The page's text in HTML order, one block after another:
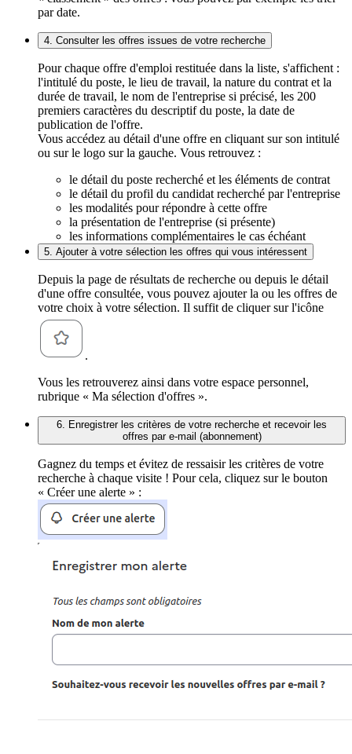
par date.
4. Consulter les offres issues de votre recherche
Pour chaque offre d'emploi restituée dans la liste, s'affichent :
l'intitulé du poste, le lieu de travail, la nature du contrat et la
durée de travail, le nom de l'entreprise si précisé, les 200
premiers caractères du descriptif du poste, la date de
publication de l'offre.
Vous accédez au détail d'une offre en cliquant sur son intitulé
ou sur le logo sur la gauche. Vous retrouvez :
le détail du poste recherché et les éléments de contrat
le détail du profil du candidat recherché par l'entreprise
les modalités pour répondre à cette offre
la présentation de l'entreprise (si présente)
les informations complémentaires le cas échéant
5. Ajouter à votre sélection les offres qui vous intéressent
Depuis la page de résultats de recherche ou depuis le détail
d'une offre consultée, vous pouvez ajouter la ou les offres de
votre choix à votre sélection. Il suffit de cliquer sur l'icône
.
Vous les retrouverez ainsi dans votre espace personnel,
rubrique « Ma sélection d'offres ».
6. Enregistrer les critères de votre recherche et recevoir les
offres par e-mail (abonnement)
Gagnez du temps et évitez de ressaisir les critères de votre
recherche à chaque visite ! Pour cela, cliquez sur le bouton
« Créer une alerte » :